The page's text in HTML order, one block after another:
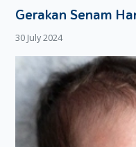
ke janin. Kondisi ini
Penanganan
Hal pertama yang harus
KPD adalah konsultasi
rumah sakit terdekat.
untuk memastikan
penangan lain seperti:
Gerakan Senam
30 July 2024